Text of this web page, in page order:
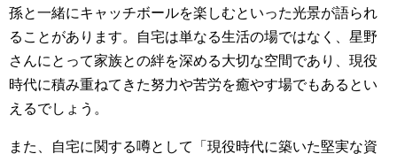
孫と一緒にキャッチボールを楽しむといった光景が語られ
ることがあります。自宅は単なる生活の場ではなく、星野
さんにとって家族との絆を深める大切な空間であり、現役
時代に積み重ねてきた努力や苦労を癒やす場でもあるとい
えるでしょう。
また、自宅に関する噂として「現役時代に築いた堅実な資